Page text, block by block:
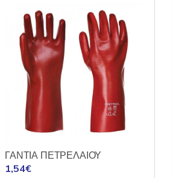
ΓΑΝΤΙΑ ΠΕΤΡΕΛΑΙΟΥ
1,54€